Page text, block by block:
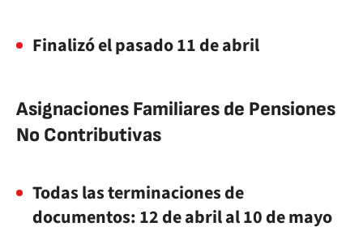
Finalizó el pasado 11 de abril
Asignaciones Familiares de Pensiones
No Contributivas
Todas las terminaciones de
documentos: 12 de abril al 10 de mayo